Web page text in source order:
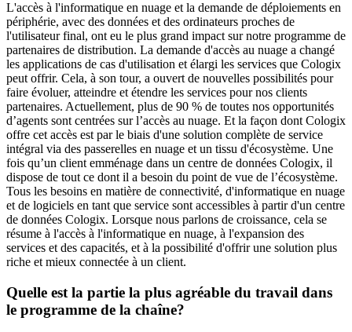
L'accès à l'informatique en nuage et la demande de déploiements en
périphérie, avec des données et des ordinateurs proches de
l'utilisateur final, ont eu le plus grand impact sur notre programme de
partenaires de distribution. La demande d'accès au nuage a changé
les applications de cas d'utilisation et élargi les services que Cologix
peut offrir. Cela, à son tour, a ouvert de nouvelles possibilités pour
faire évoluer, atteindre et étendre les services pour nos clients
partenaires. Actuellement, plus de 90 % de toutes nos opportunités
d’agents sont centrées sur l’accès au nuage. Et la façon dont Cologix
offre cet accès est par le biais d'une solution complète de service
intégral via des passerelles en nuage et un tissu d'écosystème. Une
fois qu’un client emménage dans un centre de données Cologix, il
dispose de tout ce dont il a besoin du point de vue de l’écosystème.
Tous les besoins en matière de connectivité, d'informatique en nuage
et de logiciels en tant que service sont accessibles à partir d'un centre
de données Cologix. Lorsque nous parlons de croissance, cela se
résume à l'accès à l'informatique en nuage, à l'expansion des
services et des capacités, et à la possibilité d'offrir une solution plus
riche et mieux connectée à un client.
Quelle est la partie la plus agréable du travail dans
le programme de la chaîne?